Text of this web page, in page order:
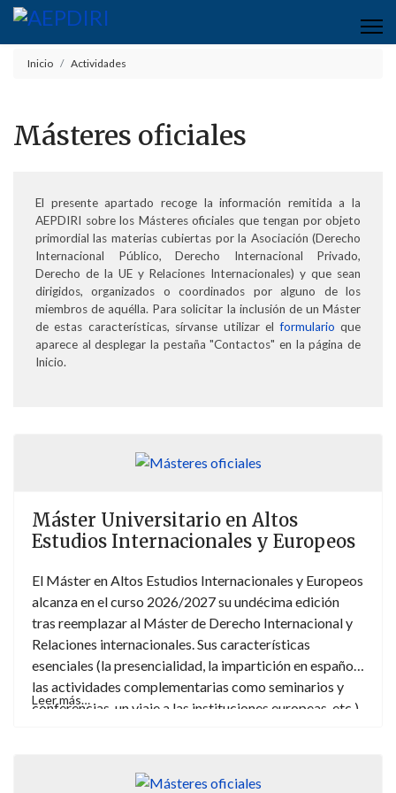
Inicio Actividades
Másteres oficiales
El presente apartado recoge la información remitida a la
AEPDIRI sobre los Másteres oficiales que tengan por objeto
primordial las materias cubiertas por la Asociación (Derecho
Internacional Público, Derecho Internacional Privado,
Derecho de la UE y Relaciones Internacionales) y que sean
dirigidos, organizados o coordinados por alguno de los
miembros de aquélla. Para solicitar la inclusión de un Máster
de estas características, sírvanse utilizar elformulario que
aparece al desplegar la pestaña "Contactos" en la página de
Inicio.
Máster Universitario en Altos
Estudios Internacionales y Europeos
El Máster en Altos Estudios Internacionales y Europeos
alcanza en el curso 2026/2027 su undécima edición
tras reemplazar al Máster de Derecho Internacional y
Relaciones internacionales. Sus características
esenciales (la presencialidad, la impartición en español,
las actividades complementarias como seminarios y
conferencias, un viaje a las instituciones europeas, etc.)
Departamento de Derecho internacional público y
Leer más…